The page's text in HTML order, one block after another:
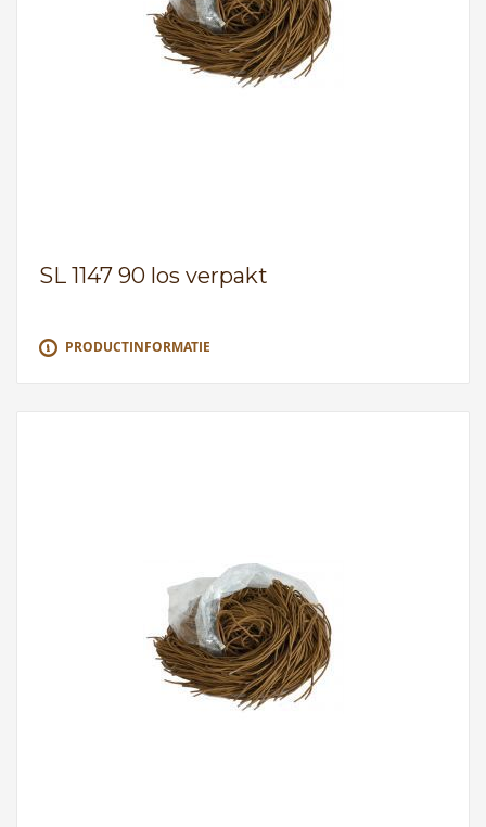
SL 1147 90 los verpakt
PRODUCTINFORMATIE